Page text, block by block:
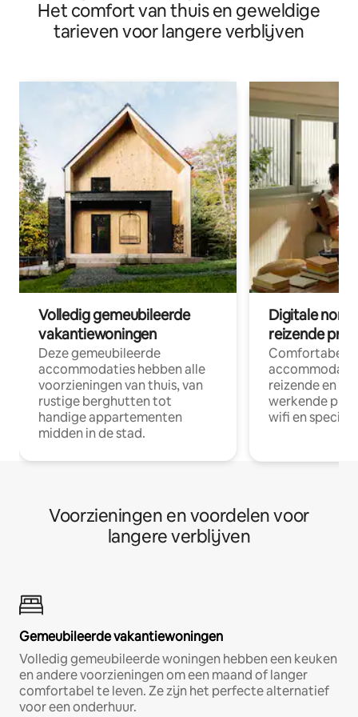
Het comfort van thuis en geweldige
tarieven voor langere verblijven
Volledig gemeubileerde
vakantiewoningen
Deze gemeubileerde
accommodaties hebben alle
voorzieningen van thuis, van
rustige berghutten tot
handige appartementen
midden in de stad.
Digitale
reizende
Comfortabele
reizende en
werkende
wifi en
Voorzieningen en voordelen voor
langere verblijven
Gemeubileerde vakantiewoningen
Volledig gemeubileerde woningen hebben een keuken
en andere voorzieningen om een maand of langer
comfortabel te leven. Ze zijn het perfecte alternatief
voor een onderhuur.